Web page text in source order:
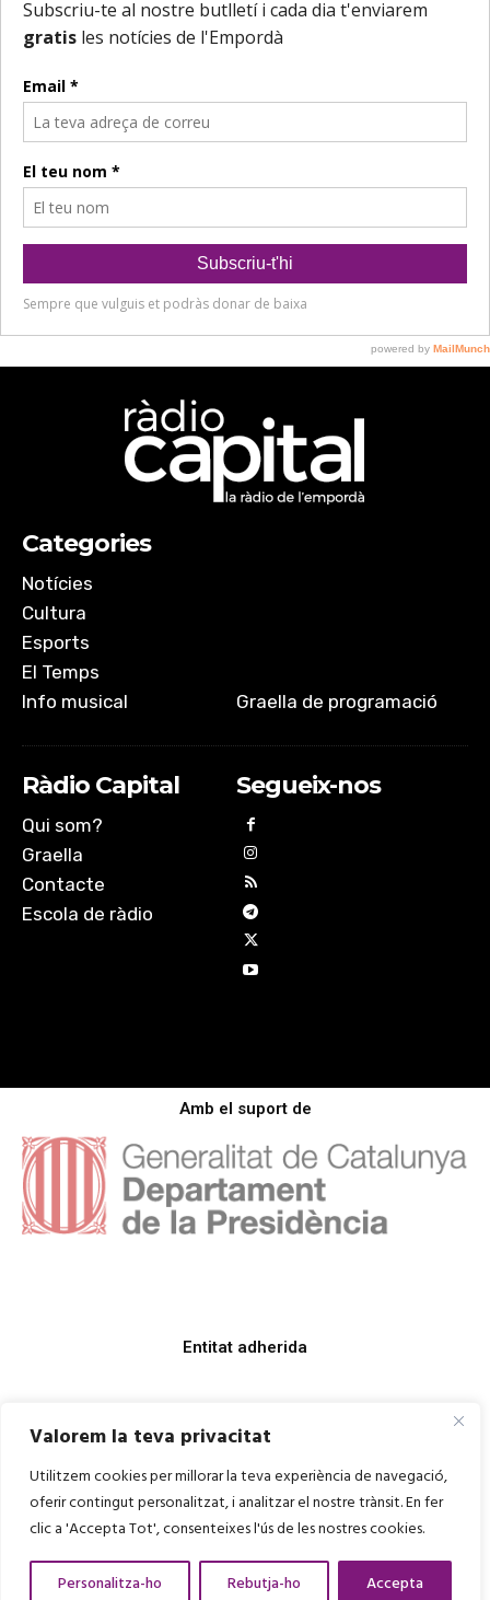
Valorem la teva privacitat
Utilitzem cookies per millorar la teva experiència de navegació,
oferir contingut personalitzat, i analitzar el nostre trànsit. En fer
clic a 'Accepta Tot', consenteixes l'ús de les nostres cookies.
Personalitza-ho Rebutja-ho Accepta
Categories
Notícies
Cultura
Esports
El Temps
Info musical
Graella de programació
Ràdio Capital
Qui som?
Graella
Contacte
Escola de ràdio
Segueix-nos
Amb el suport de
Entitat adherida